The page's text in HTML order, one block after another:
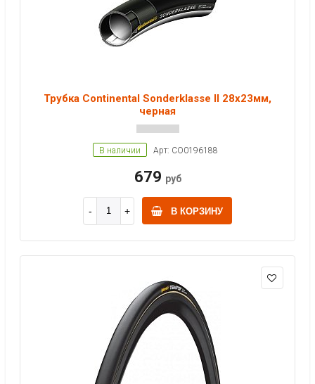
Трубка Continental Sonderklasse II 28x23мм,
черная
В наличии Арт: CO0196188
679 руб
В КОРЗИНУ